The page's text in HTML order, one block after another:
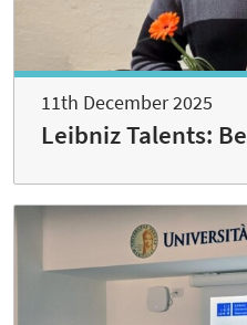
11th December 2025
Leibniz Talents: